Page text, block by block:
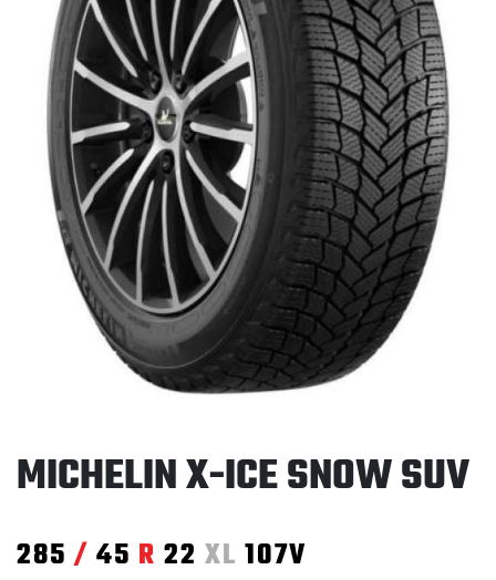
MICHELIN X-ICE SNOW SUV
285 / 45 R 22 XL 107V